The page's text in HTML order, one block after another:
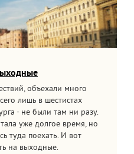
объехали много
лишь в шестистах
- не были там ни разу.
уже долгое время, но
туда поехать. И вот
на выходные.